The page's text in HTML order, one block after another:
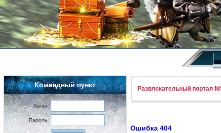
Командный пункт
Логин:
Пароль:
Развлекательный портал
Ошибка 404